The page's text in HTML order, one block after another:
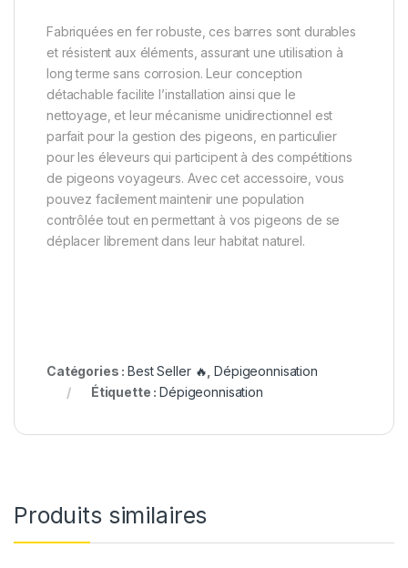
Fabriquées en fer robuste, ces barres sont durables
et résistent aux éléments, assurant une utilisation à
long terme sans corrosion. Leur conception
détachable facilite l’installation ainsi que le
nettoyage, et leur mécanisme unidirectionnel est
parfait pour la gestion des pigeons, en particulier
pour les éleveurs qui participent à des compétitions
de pigeons voyageurs. Avec cet accessoire, vous
pouvez facilement maintenir une population
contrôlée tout en permettant à vos pigeons de se
déplacer librement dans leur habitat naturel.
Catégories :Best Seller 🔥 ,Dépigeonnisation
Étiquette :Dépigeonnisation
Produits similaires